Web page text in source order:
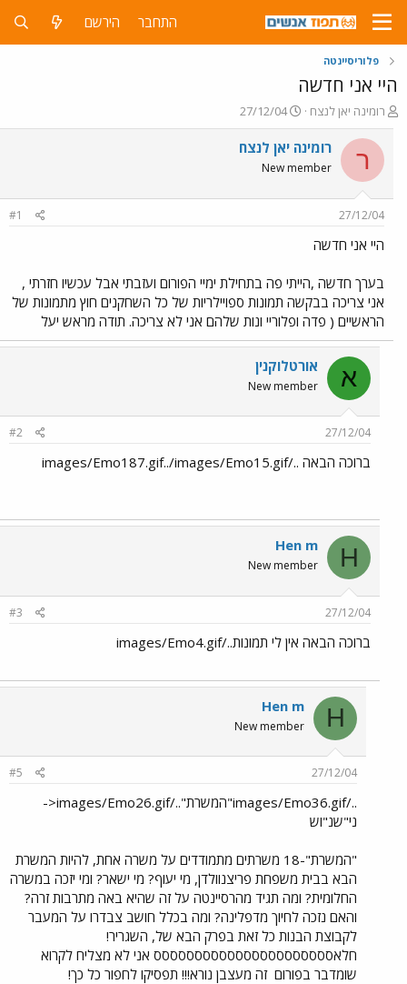
התחבר הירשם
פלוריסיינטה
היי אני חדשה
פ
ו
ת
ח
ה
ש
א
רומינה יאן לנצח
פ
ו
ר
ם
27/12/04
ר רומינה יאן לנצח
New member
27/12/04
#1
היי אני חדשה
בערך חדשה ,הייתי פה בתחילת ימיי הפורום ועזבתי אבל עכשיו חזרתי ,
אני צריכה בבקשה תמונות ספויילריות של כל השחקנים חוץ מתמונות של
הראשיים ( פדה ופלוריי ונות שלהם אני לא צריכה. תודה מראש יעל
א אורטלוקנין
New member
27/12/04
#2
ברוכה הבאה ../images/Emo187.gif../images/Emo15.gif
H
Hen m
New member
27/12/04
#3
ברוכה הבאה אין לי תמונות../images/Emo4.gif
H
Hen m
New member
27/12/04
#5
../images/Emo36.gif"המשרת"../images/Emo26.gif<-
ני"שנ"וש
"המשרת"-18 משרתים מתמודדים על משרה אחת, להיות המשרת
הבא בבית משפחת פריצנוולדן, מי יעוף? מי ישאר? ומי יזכה במשרה
החלומית? ומה תגיד מהרסיינטה על זה שהיא באה מתרבות זרה?
והאם נזכה לחיוך מדפלינה? ומה בכלל חושב צבדרו על המעבר
לקבוצת הבנות כל זאת בפרק הבא של, השגריר!
חלאסססססססססססססססססססססס אני לא מצליח לקרוא
שומדבר בפורום זה מעצבן נורא!!! תפסיקו לחפור כל כך!